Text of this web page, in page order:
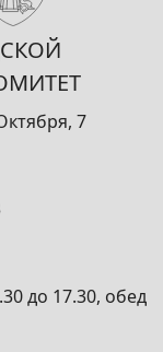
7
до 17.30, обед